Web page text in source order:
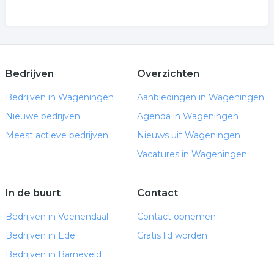
Bedrijven
Bedrijven in Wageningen
Nieuwe bedrijven
Meest actieve bedrijven
Overzichten
Aanbiedingen in Wageningen
Agenda in Wageningen
Nieuws uit Wageningen
Vacatures in Wageningen
In de buurt
Bedrijven in Veenendaal
Bedrijven in Ede
Bedrijven in Barneveld
Contact
Contact opnemen
Gratis lid worden